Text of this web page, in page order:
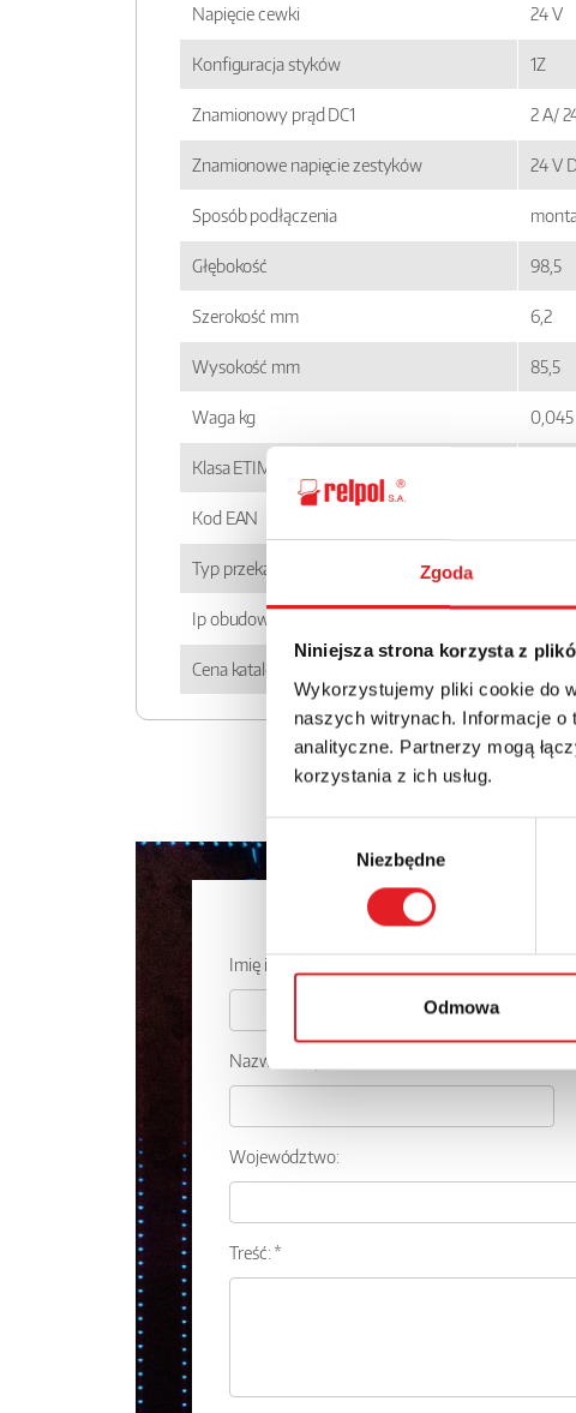
Zgoda
Niniejsza strona korzysta z
Wykorzystujemy pliki cookie do
naszych witrynach. Informacje o
analityczne. Partnerzy mogą
korzystania z ich usług.
Niezbędne
Odmowa
Napięcie cewki 24 V
Konfiguracja styków 1Z
Znamionowy prąd DC1 2 A/
Znamionowe napięcie zestyków 24 V
Sposób podłączenia
Głębokość 98,5
Szerokość mm 6,2
Wysokość mm 85,5
Waga kg 0,045
Klasa ETIM
Kod EAN
Typ przekaźnika
Ip obudowy
Cena katalogowa
Zapytaj o
Imię i nazwisko: *
Nazwa firmy:
Województwo:
Treść: *